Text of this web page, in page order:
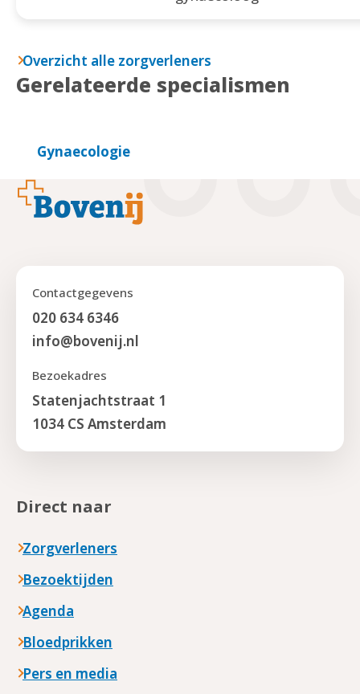
Overzicht alle zorgverleners
Gerelateerde specialismen
Gynaecologie
Footer
Contactgegevens
020 634 6346
info@bovenij.nl
Bezoekadres
Statenjachtstraat 1
1034 CS Amsterdam
Direct naar
Zorgverleners
Bezoektijden
Agenda
Bloedprikken
Pers en media